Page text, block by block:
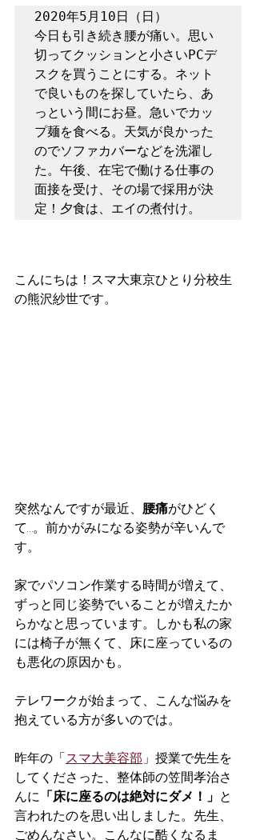
2020年5月10日（日）
今日も引き続き腰が痛い。思い
切ってクッションと小さいPCデ
スクを買うことにする。ネット
で良いものを探していたら、あ
っという間にお昼。急いでカッ
プ麺を食べる。天気が良かった
のでソファカバーなどを洗濯し
た。午後、在宅で働ける仕事の
面接を受け、その場で採用が決
定！夕食は、エイの煮付け。
こんにちは！スマ大東京ひとり分校生
の熊沢紗世です。
突然なんですが最近、 腰痛がひどく
て…。前かがみになる姿勢が辛いんで
す。
家でパソコン作業する時間が増えて、
ずっと同じ姿勢でいることが増えたか
らかなと思っています。しかも私の家
には椅子が無くて、床に座っているの
も悪化の原因かも。
テレワークが始まって、こんな悩みを
抱えている方が多いのでは。
昨年の「スマ大美容部」授業で先生を
してくださった、整体師の笠間孝治さ
んに 「床に座るのは絶対にダメ！」 と
言われたのを思い出しました。先生、
ごめんなさい。こんなに酷くなるま